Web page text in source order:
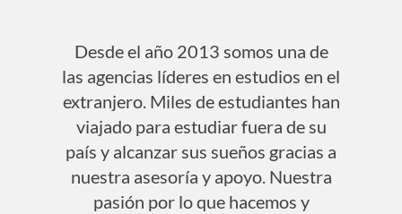
Desde el año 2013 somos una de
las agencias líderes en estudios en el
extranjero. Miles de estudiantes han
viajado para estudiar fuera de su
país y alcanzar sus sueños gracias a
nuestra asesoría y apoyo. Nuestra
pasión por lo que hacemos y